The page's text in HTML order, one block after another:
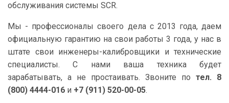
обслуживания системы SCR.
Мы - профессионалы своего дела с 2013 года, даем
официальную гарантию на свои работы 3 года, у нас в
штате свои инженеры-калибровщики и технические
специалисты. С нами ваша техника будет
зарабатывать, а не простаивать. Звоните по тел. 8
(800) 4444-016 и +7 (911) 520-00-05.